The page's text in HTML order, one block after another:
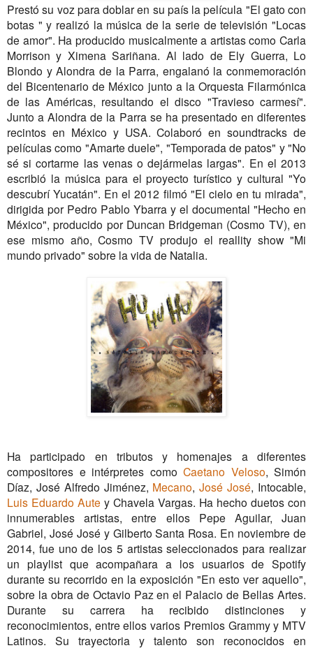
Prestó su voz para doblar en su país la película "El gato con
botas " y realizó la música de la serie de televisión "Locas
de amor". Ha producido musicalmente a artistas como Carla
Morrison y Ximena Sariñana. Al lado de Ely Guerra, Lo
Blondo y Alondra de la Parra, engalanó la conmemoración
del Bicentenario de México junto a la Orquesta Filarmónica
de las Américas, resultando el disco "Travieso carmesí".
Junto a Alondra de la Parra se ha presentado en diferentes
recintos en México y USA. Colaboró en soundtracks de
películas como "Amarte duele", "Temporada de patos" y "No
sé si cortarme las venas o dejármelas largas". En el 2013
escribió la música para el proyecto turístico y cultural "Yo
descubrí Yucatán". En el 2012 filmó "El cielo en tu mirada",
dirigida por Pedro Pablo Ybarra y el documental "Hecho en
México", producido por Duncan Bridgeman (Cosmo TV), en
ese mismo año, Cosmo TV produjo el reallity show "Mi
mundo privado" sobre la vida de Natalia.
Ha participado en tributos y homenajes a diferentes
compositores e intérpretes como Caetano Veloso, Simón
Díaz, José Alfredo Jiménez, Mecano,José José, Intocable,
Luis Eduardo Aute y Chavela Vargas. Ha hecho duetos con
innumerables artistas, entre ellos Pepe Aguilar, Juan
Gabriel, José José y Gilberto Santa Rosa. En noviembre de
2014, fue uno de los 5 artistas seleccionados para realizar
un playlist que acompañara a los usuarios de Spotify
durante su recorrido en la exposición "En esto ver aquello",
sobre la obra de Octavio Paz en el Palacio de Bellas Artes.
Durante su carrera ha recibido distinciones y
reconocimientos, entre ellos varios Premios Grammy y MTV
Latinos. Su trayectoria y talento son reconocidos en